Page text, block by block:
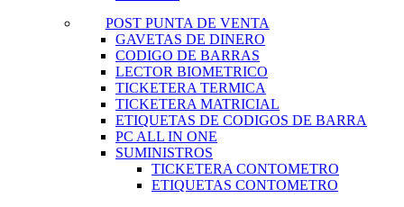
POST PUNTA DE VENTA
GAVETAS DE DINERO
CODIGO DE BARRAS
LECTOR BIOMETRICO
TICKETERA TERMICA
TICKETERA MATRICIAL
ETIQUETAS DE CODIGOS DE BARRA
PC ALL IN ONE
SUMINISTROS
TICKETERA CONTOMETRO
ETIQUETAS CONTOMETRO